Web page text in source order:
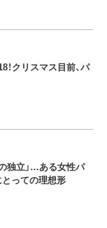
クリスマス目前、パ
独立」…ある女性パ
とっての理想形